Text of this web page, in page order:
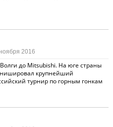
до Mitsubishi. На юге страны
крупнейший
турнир по горным гонкам
2016